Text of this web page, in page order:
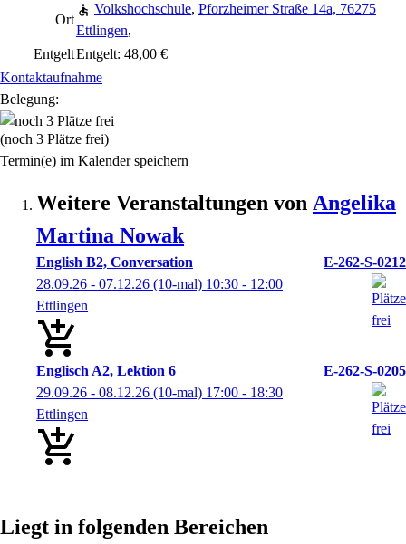
Ort
Volkshochschule, Pforzheimer Straße 14a, 76275
Ettlingen,
EntgeltEntgelt: 48,00 €
Kontaktaufnahme
Belegung:
(noch 3 Plätze frei)
Termin(e) im Kalender speichern
Weitere Veranstaltungen von Angelika
Martina Nowak
English B2, Conversation
E-262-S-0212
28.09.26 - 07.12.26 (10-mal) 10:30 - 12:00
Ettlingen
Englisch A2, Lektion 6
E-262-S-0205
29.09.26 - 08.12.26 (10-mal) 17:00 - 18:30
Ettlingen
Liegt in folgenden Bereichen